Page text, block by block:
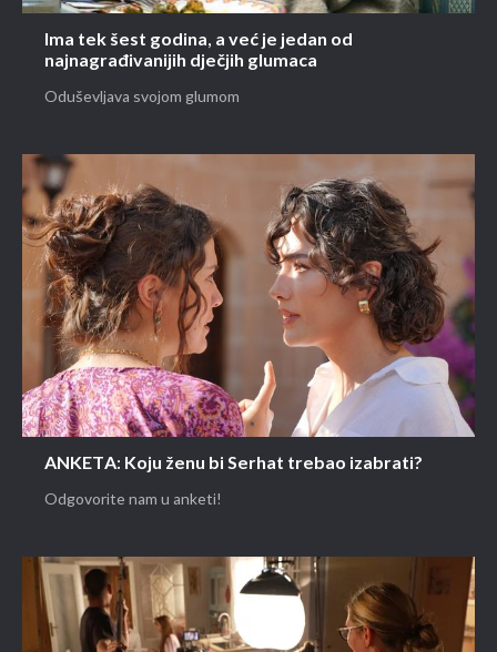
Ima tek šest godina, a već je jedan od
najnagrađivanijih dječjih glumaca
Oduševljava svojom glumom
ANKETA: Koju ženu bi Serhat trebao izabrati?
Odgovorite nam u anketi!